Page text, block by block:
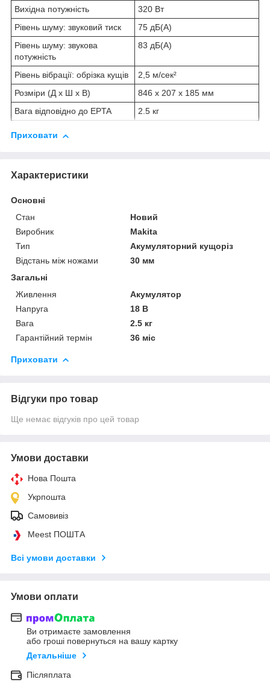
Вихідна потужність
320 Вт
Рівень шуму: звуковий тиск
75 дБ(А)
Рівень шуму: звукова
потужність
83 дБ(А)
Рівень вібрації: обрізка кущів
2,5 м/сек²
Розміри (Д х Ш х В)
846 x 207 x 185 мм
Вага відповідно до EPTA
2.5 кг
Приховати
Характеристики
Основні
Стан
Новий
Виробник
Makita
Тип
Акумуляторний кущоріз
Відстань між ножами
30 мм
Загальні
Живлення
Акумулятор
Напруга
18 В
Вага
2.5 кг
Гарантійний термін
36 міс
Приховати
Відгуки про товар
Ще немає відгуків про цей товар
Умови доставки
Нова Пошта
Укрпошта
Самовивіз
Meest ПОШТА
Всі умови доставки
Умови оплати
Ви отримаєте замовлення
або гроші повернуться на вашу картку
Детальніше
Післяплата